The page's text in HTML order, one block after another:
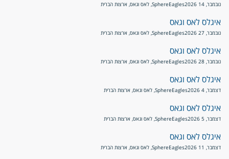
נובמבר, 14 2026 EaglesSphere, לאס וגאס, ארצות הברית
איגלס לאס וגאס
נובמבר, 27 2026 EaglesSphere, לאס וגאס, ארצות הברית
איגלס לאס וגאס
נובמבר, 28 2026 EaglesSphere, לאס וגאס, ארצות הברית
איגלס לאס וגאס
דצמבר, 4 2026 EaglesSphere, לאס וגאס, ארצות הברית
איגלס לאס וגאס
דצמבר, 5 2026 EaglesSphere, לאס וגאס, ארצות הברית
איגלס לאס וגאס
דצמבר, 11 2026 EaglesSphere, לאס וגאס, ארצות הברית